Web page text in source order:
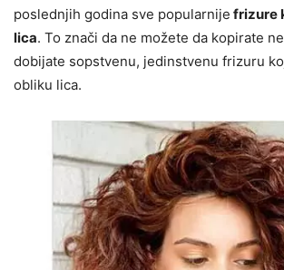
poslednjih godina sve popularnije frizure
lica. To znači da ne možete da kopirate
dobijate sopstvenu, jedinstvenu frizuru
obliku lica.